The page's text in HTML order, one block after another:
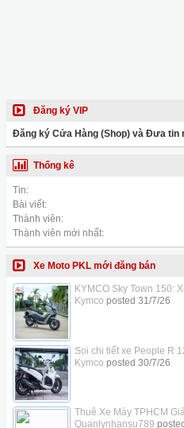
Đăng ký VIP
Đăng ký Cửa Hàng (Shop) và Đưa tin
Thống kê
Tin:
Bài viết:
Thành viên:
Thành viên mới nhất:
Xe Moto PKL mới đăng bán
KYMCO Sky Town 150:
Kymco posted 31/7/26
Soi chi tiết xe People R
Kymco posted 30/7/26
Thuê Xe Máy TPHCM
Quanlynhansu789 posted